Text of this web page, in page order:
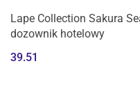
Lape Collection Sakura
dozownik hotelowy
39.51